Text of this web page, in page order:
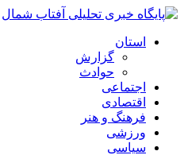
استان
گزارش
حوادث
اجتماعی
اقتصادی
فرهنگ و هنر
ورزشی
سیاسی